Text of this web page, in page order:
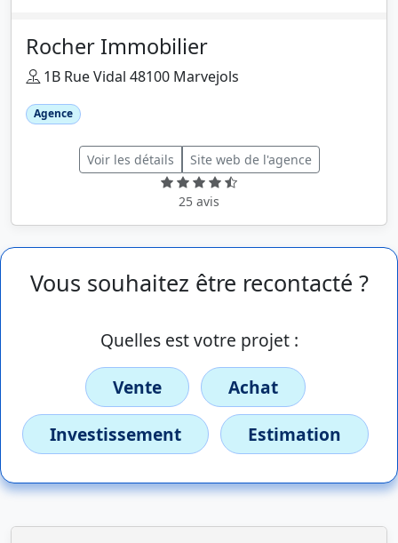
Rocher Immobilier
1B Rue Vidal 48100 Marvejols
Agence
Voir les détails Site web de l'agence
25 avis
Vous souhaitez être recontacté ?
Quelles est votre projet :
Vente
Achat
Investissement
Estimation